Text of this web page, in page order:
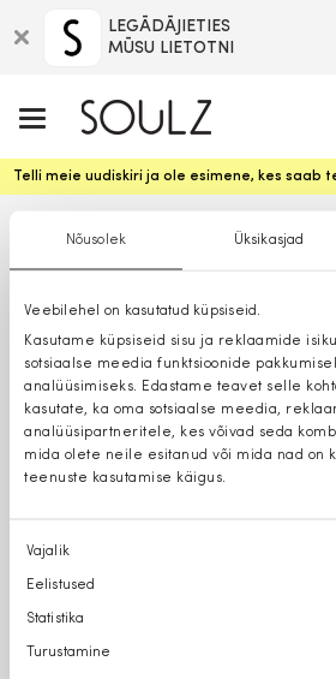
Nõusolek Üksikasjad
Veebilehel on kasutatud küpsiseid.
Kasutame küpsiseid sisu ja reklaamide
sotsiaalse meedia funktsioonide
analüüsimiseks. Edastame teavet selle
kasutate, ka oma sotsiaalse meedia,
analüüsipartneritele, kes võivad seda
mida olete neile esitanud või mida nad on
teenuste kasutamise käigus.
Nõusoleku
valik
Vajalik
Eelistused
Statistika
Turustamine
LEGĀDĀJIETIES
MŪSU LIETOTNI
Telli meie uudiskiri ja ole esimene, kes saab